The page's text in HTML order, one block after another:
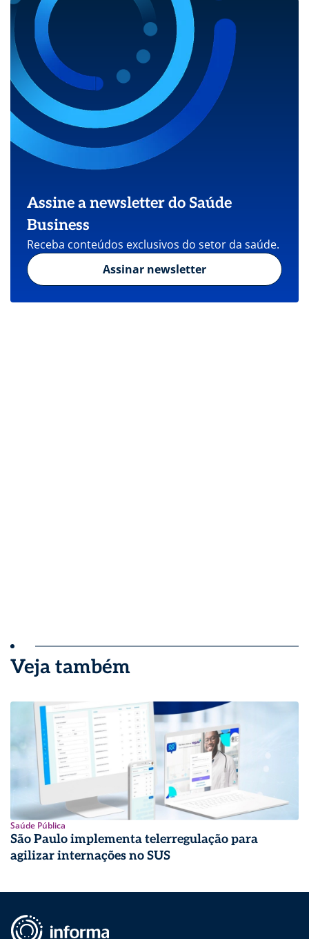
Assine a newsletter do Saúde
Business
Receba conteúdos exclusivos do setor da saúde.
Assinar newsletter
Veja também
Saúde Pública
São Paulo implementa telerregulação para
agilizar internações no SUS